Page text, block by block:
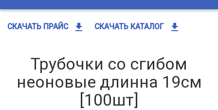
СКАЧАТЬ ПРАЙС get_app СКАЧАТЬ КАТАЛОГ get_app
Трубочки со сгибом
неоновые длинна 19см
[100шт]